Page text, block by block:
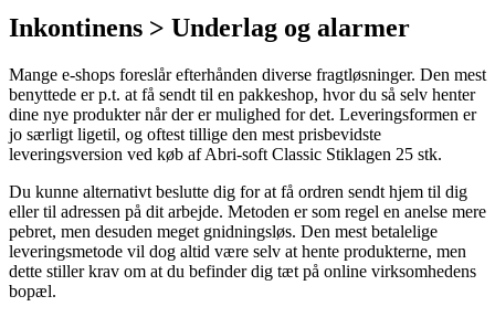
Inkontinens > Underlag og alarmer
Mange e-shops foreslår efterhånden diverse fragtløsninger. Den mest
benyttede er p.t. at få sendt til en pakkeshop, hvor du så selv henter
dine nye produkter når der er mulighed for det. Leveringsformen er
jo særligt ligetil, og oftest tillige den mest prisbevidste
leveringsversion ved køb af Abri-soft Classic Stiklagen 25 stk.
Du kunne alternativt beslutte dig for at få ordren sendt hjem til dig
eller til adressen på dit arbejde. Metoden er som regel en anelse mere
pebret, men desuden meget gnidningsløs. Den mest betalelige
leveringsmetode vil dog altid være selv at hente produkterne, men
dette stiller krav om at du befinder dig tæt på online virksomhedens
bopæl.